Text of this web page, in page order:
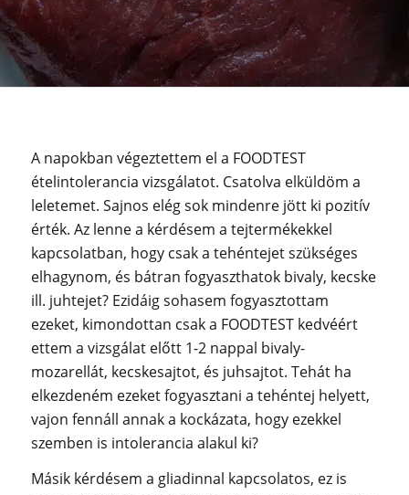
A napokban végeztettem el a FOODTEST
ételintolerancia vizsgálatot. Csatolva elküldöm a
leletemet. Sajnos elég sok mindenre jött ki pozitív
érték. Az lenne a kérdésem a tejtermékekkel
kapcsolatban, hogy csak a tehéntejet szükséges
elhagynom, és bátran fogyaszthatok bivaly, kecske
ill. juhtejet? Ezidáig sohasem fogyasztottam
ezeket, kimondottan csak a FOODTEST kedvéért
ettem a vizsgálat előtt 1-2 nappal bivaly-
mozarellát, kecskesajtot, és juhsajtot. Tehát ha
elkezdeném ezeket fogyasztani a tehéntej helyett,
vajon fennáll annak a kockázata, hogy ezekkel
szemben is intolerancia alakul ki?
Másik kérdésem a gliadinnal kapcsolatos, ez is